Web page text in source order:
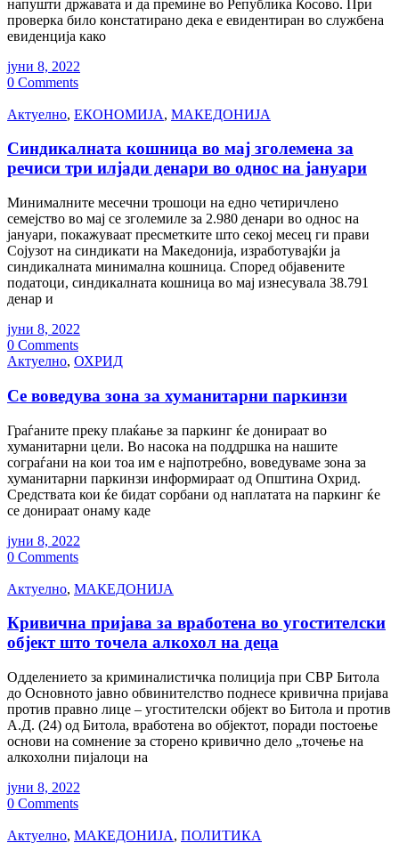
напушти државата и да премине во Република Косово. При
проверка било констатирано дека е евидентиран во службена
евиденција како
јуни 8, 2022
0 Comments
Актуелно, ЕКОНОМИЈА, МАКЕДОНИЈА
Синдикалната кошница во мај зголемена за
речиси три илјади денари во однос на јануари
Минималните месечни трошоци на едно четиричлено
семејство во мај се зголемиле за 2.980 денари во однос на
јануари, покажуваат пресметките што секој месец ги прави
Сојузот на синдикати на Македонија, изработувајќи ја
синдикалната минимална кошница. Според објавените
податоци, синдикалната кошница во мај изнесувала 38.791
денар и
јуни 8, 2022
0 Comments
Актуелно, ОХРИД
Се воведува зона за хуманитарни паркинзи
Граѓаните преку плаќање за паркинг ќе донираат во
хуманитарни цели. Во насока на поддршка на нашите
сограѓани на кои тоа им е најпотребно, воведуваме зона за
хуманитарни паркинзи информираат од Општина Охрид.
Средствата кои ќе бидат сорбани од наплатата на паркинг ќе
се донираат онаму каде
јуни 8, 2022
0 Comments
Актуелно, МАКЕДОНИЈА
Кривична пријава за вработена во угостителски
објект што точела алкохол на деца
Одделението за криминалистичка полиција при СВР Битола
до Основното јавно обвинителство поднесе кривична пријава
против правно лице – угостителски објект во Битола и против
А.Д. (24) од Битола, вработена во објектот, поради постоење
основи на сомнение за сторено кривично дело „точење на
алкохолни пијалоци на
јуни 8, 2022
0 Comments
Актуелно, МАКЕДОНИЈА, ПОЛИТИКА